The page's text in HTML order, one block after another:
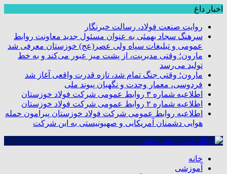
اخبار داغ
روایت صنعت فولاد،‌ رسالت خبرنگار
سرهنگ سجاد بهمئی به عنوان مسئول جدید معاونت روابط
عمومی و تبلیغات سپاه ولی عصر(عج) خوزستان معرفی شد
مارون؛ وقتی مدیریت، از پشت میز عبور می‌کند و به خط
تولید می‌رسد
مارون؛ وقتی جنگ تمام شد، تازه قدرت واقعی آغاز شد
فردوسی، معمار وحدت و نگهبان پیوند ملی
اطلاعیه شماره ۳ روابط عمومی شرکت فولاد خوزستان
اطلاعیه شماره ۲ روابط عمومی شرکت فولاد خوزستان
اطلاعیه روابط عمومی شرکت فولاد خوزستان پیرامون حمله
هوایی دشمنان آمریکایی و صهیونیستی به این شرکت
خانه
آموزشی